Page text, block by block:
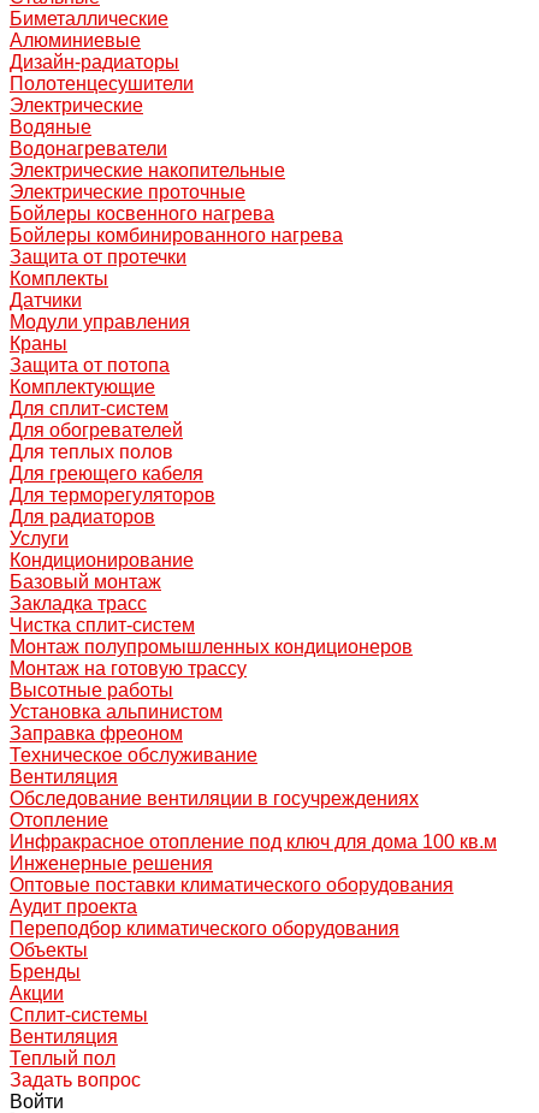
Биметаллические
Алюминиевые
Дизайн-радиаторы
Полотенцесушители
Электрические
Водяные
Водонагреватели
Электрические накопительные
Электрические проточные
Бойлеры косвенного нагрева
Бойлеры комбинированного нагрева
Защита от протечки
Комплекты
Датчики
Модули управления
Краны
Защита от потопа
Комплектующие
Для сплит-систем
Для обогревателей
Для теплых полов
Для греющего кабеля
Для терморегуляторов
Для радиаторов
Услуги
Кондиционирование
Базовый монтаж
Закладка трасс
Чистка сплит-систем
Монтаж полупромышленных кондиционеров
Монтаж на готовую трассу
Высотные работы
Установка альпинистом
Заправка фреоном
Техническое обслуживание
Вентиляция
Обследование вентиляции в госучреждениях
Отопление
Инфракрасное отопление под ключ для дома 100 кв.м
Инженерные решения
Оптовые поставки климатического оборудования
Аудит проекта
Переподбор климатического оборудования
Объекты
Бренды
Акции
Сплит-системы
Вентиляция
Теплый пол
Задать вопрос
Войти